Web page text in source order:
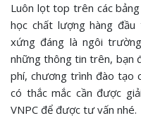
Luôn lọt top trên các
học chất lượng hàng đầu
xứng đáng là ngôi
những thông tin trên, bạn
phí, chương trình đào tạo
có thắc mắc cần được
VNPC để được tư vấn nhé.